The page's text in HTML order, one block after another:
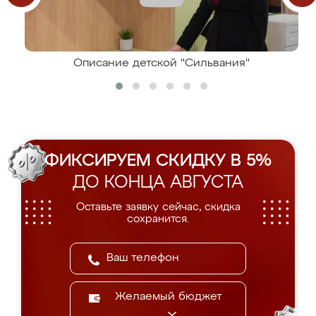
Описание детской "Сильвания"
ФИКСИРУЕМ СКИДКУ В 5%
ДО КОНЦА АВГУСТА
Оставьте заявку сейчас, скидка
сохранится.
Желаемый бюджет